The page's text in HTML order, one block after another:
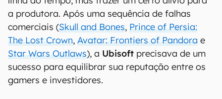
a produtora. Após uma sequência de falhas
comerciais (Skull and Bones, Prince of Persia:
The Lost Crown, Avatar: Frontiers of Pandora e
Star Wars Outlaws), a Ubisoft precisava de um
sucesso para equilibrar sua reputação entre os
gamers e investidores.